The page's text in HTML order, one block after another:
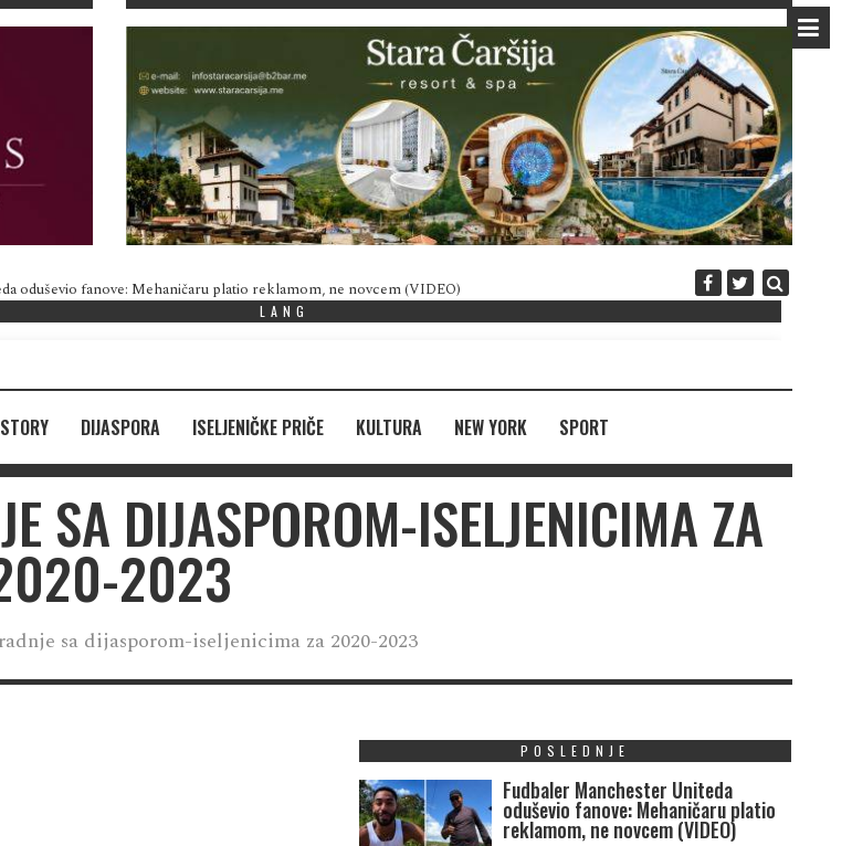
oduševio fanove: Mehaničaru platio reklamom, ne novcem (VIDEO) Diplomatija po
LANG
DIJASPORA ISELJENIČKE PRIČE KULTURA NEW YORK SPORT
SA DIJASPOROM-ISELJENICIMA ZA
2023
sa dijasporom-iseljenicima za 2020-2023
POSLEDNJE
Fudbaler Manchester Uniteda
oduševio fanove: Mehaničaru platio
reklamom, ne novcem (VIDEO)